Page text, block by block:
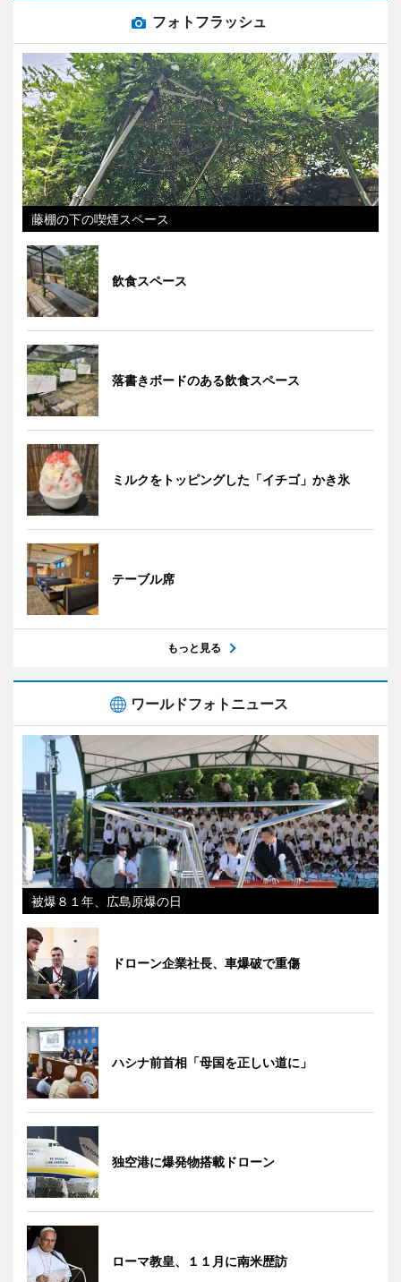
フォトフラッシュ
藤棚の下の喫煙スペース
飲食スペース
落書きボードのある飲食スペース
ミルクをトッピングした「イチゴ」かき氷
テーブル席
もっと見る
ワールドフォトニュース
被爆８１年、広島原爆の日
ドローン企業社長、車爆破で重傷
ハシナ前首相「母国を正しい道に」
独空港に爆発物搭載ドローン
ローマ教皇、１１月に南米歴訪